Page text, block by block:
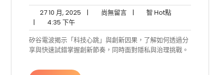
27 10 月, 2025 27
月,
2025
| 尚無留言尚
留
言
| 智 Hot點智
點
| 4:35 下午4:35
下
午
矽谷電波揭示「科技心跳」與創新因果，了解如何透過分
享與快速試錯掌握創新節奏，同時面對隱私與治理挑戰。